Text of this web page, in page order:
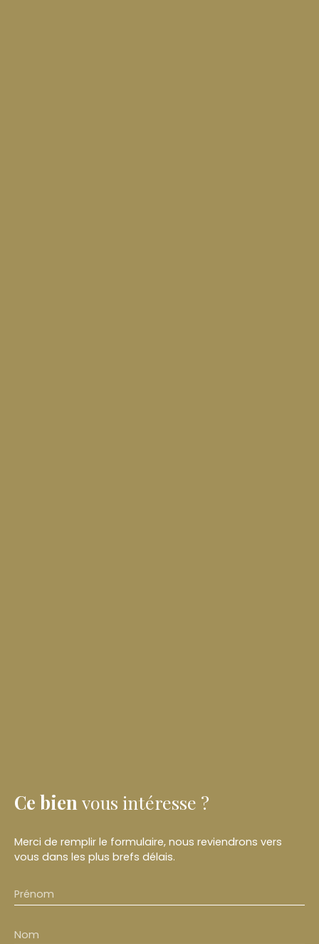
Ce bien vous intéresse ?
Merci de remplir le formulaire, nous reviendrons vers
vous dans les plus brefs délais.
Prénom
Nom